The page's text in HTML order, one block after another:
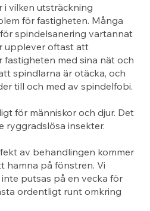
vilken utsträckning
för fastigheten. Många
spindelsanering vartannat
upplever oftast att
fastigheten med sina nät och
spindlarna är otäcka, och
till och med av spindelfobi.
för människor och djur. Det
ryggradslösa insekter.
av behandlingen kommer
hamna på fönstren. Vi
putsas på en vecka för
ordentligt runt omkring